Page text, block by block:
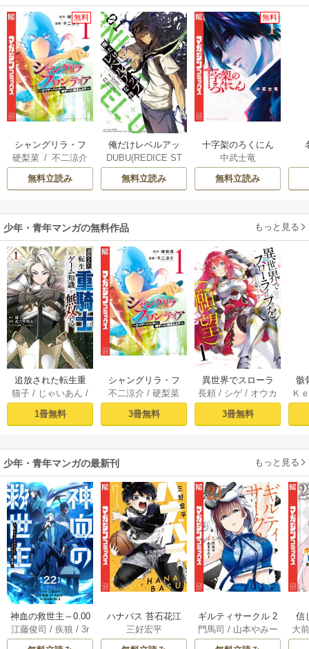
無料
シャングリラ・フ
ロンティア
硬梨菜 /不二涼介
無料立読み
俺だけレベルアッ
プな件
DUBU(REDICE ST
/ Chugong
h-goon
無料立読み
無料
十字架のろくにん
中武士竜
無料立読み
少年・青年マンガの無料作品 もっと見る
追放された転生重
騎士はゲーム知識
で無双する（１）
猫子 / じゃいあん /
武六甲理衣
1冊無料
シャングリラ・フ
ロンティア（１）
～クソゲーハン
ター、神ゲーに挑
不二涼介 /硬梨菜
3冊無料
異世界でスローラ
イフを（願望） 1
長頼 / シゲ / オウカ
3冊無料
骸
異
Ｋ
少年・青年マンガの最新刊 もっと見る
神血の救世主～0.00
000001％を引き当
て最強へ～【電子
江藤俊司 /疾狼 /3r
d Ie/Studio No.9
ハナバス 苔石花江
のバスケ論 7巻
三好宏平
ギルティサークル 2
1巻
門馬司 / 山本やみー
信
に
大